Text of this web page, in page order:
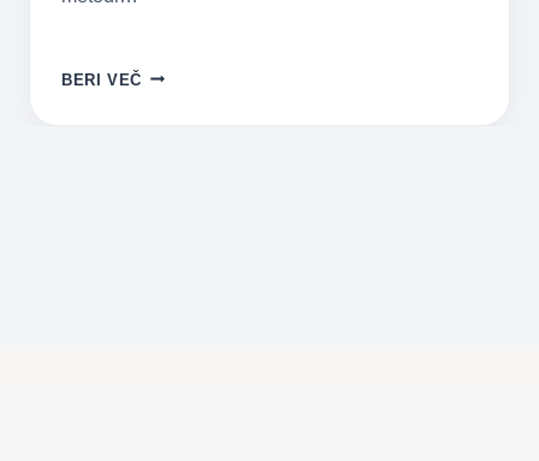
BERI VEČ “ČEBRIČKANJE”
MALCE